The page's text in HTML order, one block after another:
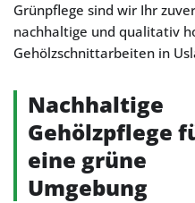
Grünpflege sind wir Ihr
nachhaltige und qualitativ
Gehölzschnittarbeiten in
Nachhaltige
Gehölzpflege
eine grüne
Umgebung